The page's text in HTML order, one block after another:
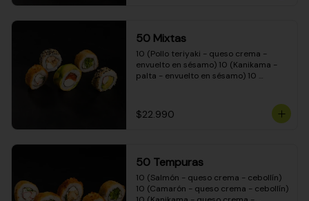
50 Mixtas
10 (Pollo teriyaki - queso crema -
envuelto en sésamo) 10 (Kanikama -
palta - envuelto en sésamo) 10
cebollín - envuelto en masa tempura)
10 (Pimentón - queso crema - cebollín
$22.990
50 Tempuras
10 (Salmón - queso crema - cebollín)
10 (Camarón - queso crema - cebollín)